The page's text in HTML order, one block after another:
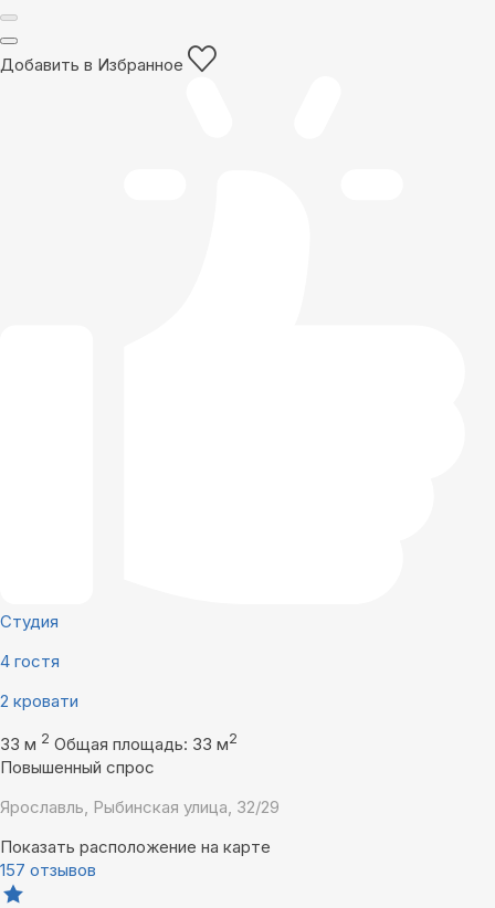
Добавить в Избранное
Студия
4 гостя
2 кровати
33 м 2 Общая площадь: 33 м2
Повышенный спрос
Ярославль, Рыбинская улица, 32/29
Показать расположение на карте
157 отзывов